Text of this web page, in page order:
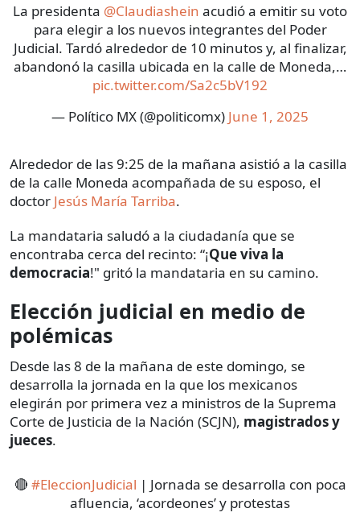
La presidenta @Claudiashein acudió a emitir su voto
para elegir a los nuevos integrantes del Poder
Judicial. Tardó alrededor de 10 minutos y, al finalizar,
abandonó la casilla ubicada en la calle de Moneda,…
pic.twitter.com/Sa2c5bV192
— Político MX (@politicomx) June 1, 2025
Alrededor de las 9:25 de la mañana asistió a la casilla
de la calle Moneda acompañada de su esposo, el
doctor Jesús María Tarriba.
La mandataria saludó a la ciudadanía que se
encontraba cerca del recinto: “¡Que viva la
democracia!" gritó la mandataria en su camino.
Elección judicial en medio de
polémicas
Desde las 8 de la mañana de este domingo, se
desarrolla la jornada en la que los mexicanos
elegirán por primera vez a ministros de la Suprema
Corte de Justicia de la Nación (SCJN), magistrados y
jueces.
🔴 #EleccionJudicial | Jornada se desarrolla con poca
afluencia, ‘acordeones’ y protestas